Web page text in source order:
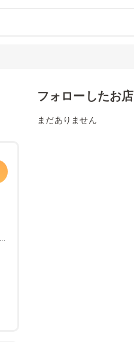
フォローしたお店
まだありません